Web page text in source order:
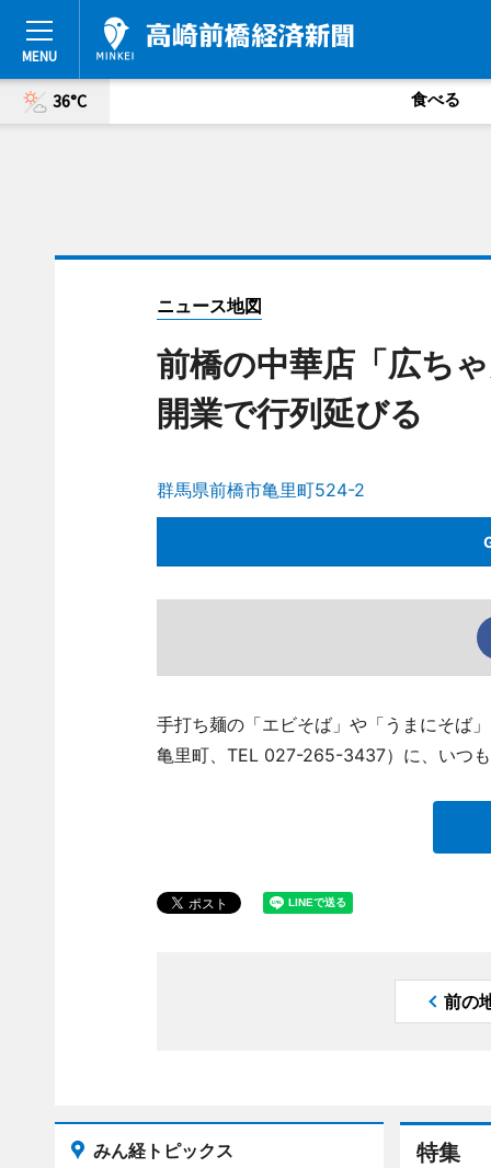
36°C 食べる
ニュース地図
前橋の中華店「広ち
開業で行列延びる
群馬県前橋市亀里町524-2
手打ち麺の「エビそば」や「うまにそば
亀里町、TEL 027-265-3437）に、いつ
前の
特集
みん経トピックス